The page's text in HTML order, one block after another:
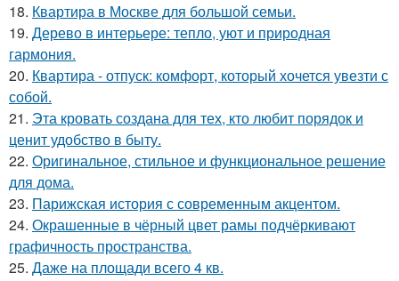
18. Квартира в Москве для большой семьи.
19. Дерево в интерьере: тепло, уют и природная
гармония.
20. Квартира - отпуск: комфорт, который хочется увезти с
собой.
21. Эта кровать создана для тех, кто любит порядок и
ценит удобство в быту.
22. Оригинальное, стильное и функциональное решение
для дома.
23. Парижская история с современным акцентом.
24. Окрашенные в чёрный цвет рамы подчёркивают
графичность пространства.
25. Даже на площади всего 4 кв.